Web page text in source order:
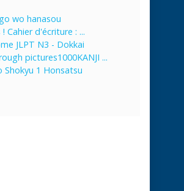
wo hanasou
Cahier d'écriture : ...
JLPT N3 - Dokkai
pictures1000KANJI ...
Shokyu 1 Honsatsu